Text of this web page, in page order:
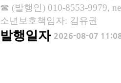
☎ (발행인) 010-8553-9979,
소년보호책임자: 김유권
발행일자